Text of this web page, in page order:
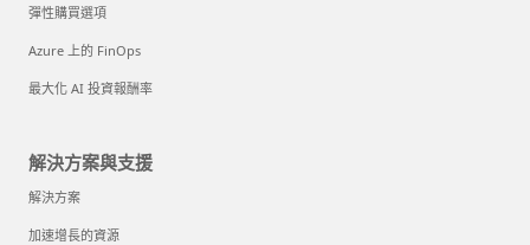
彈性購買選項
Azure 上的 FinOps
最大化 AI 投資報酬率
解決方案與支援
解決方案
加速增長的資源